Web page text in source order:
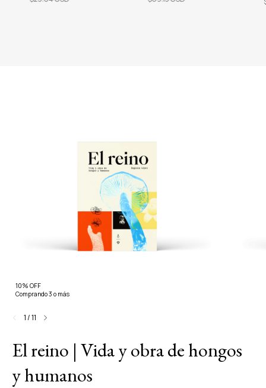
10% OFF
Comprando 3 o más
1/11
El reino | Vida y obra de hongos
y humanos